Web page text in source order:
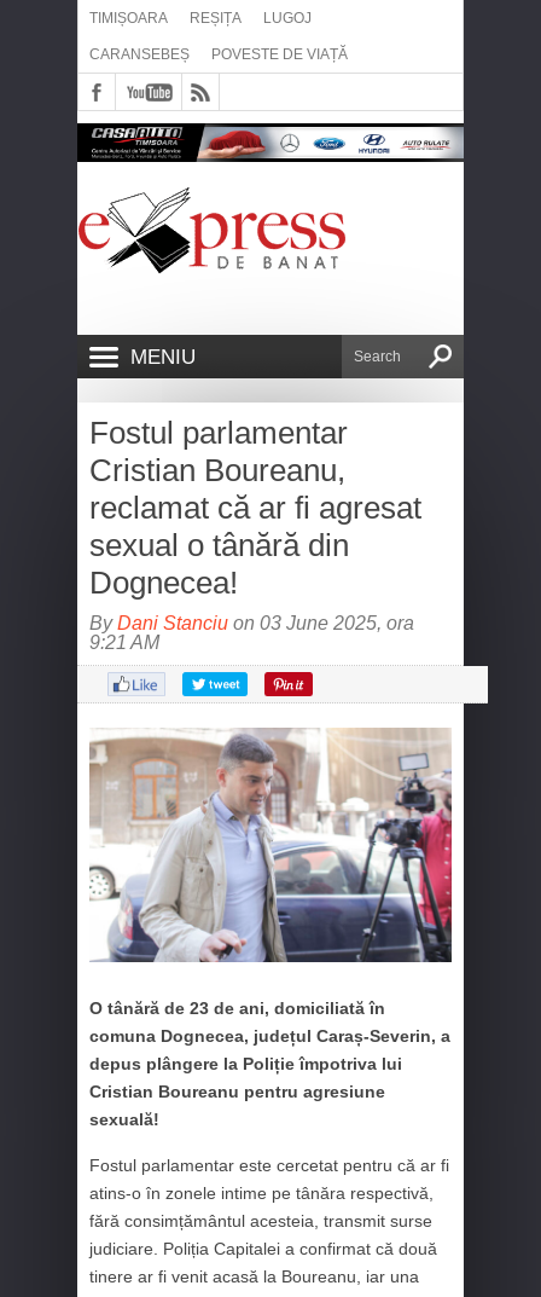
TIMIȘOARA REȘIȚA LUGOJ
CARANSEBEȘ POVESTE DE VIAȚĂ
MENIU
Fostul parlamentar
Cristian Boureanu,
reclamat că ar fi agresat
sexual o tânără din
Dognecea!
ByDani Stanciu on 03 June 2025, ora
9:21 AM
O tânără de 23 de ani, domiciliată în
comuna Dognecea, județul Caraș-Severin, a
depus plângere la Poliție împotriva lui
Cristian Boureanu pentru agresiune
sexuală!
Fostul parlamentar este cercetat pentru că ar fi
atins-o în zonele intime pe tânăra respectivă,
fără consimțământul acesteia, transmit surse
judiciare. Poliția Capitalei a confirmat că două
tinere ar fi venit acasă la Boureanu, iar una